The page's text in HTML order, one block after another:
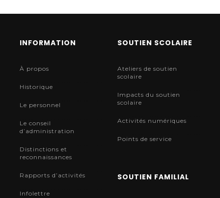
INFORMATION
À propos
Historique
Le personnel
Le conseil
d’administration
Distinctions et
reconnaissances
Rapports d’activités
Infolettre
SOUTIEN SCOLAIRE
Ateliers de soutien
scolaire
Impacts du soutien
scolaire
Activités numériques
Points de service
SOUTIEN FAMILIAL